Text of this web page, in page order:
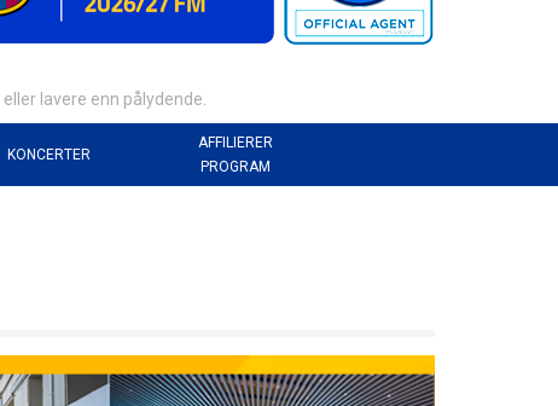
lavere enn pålydende.
KONCERTER
AFFILIERER
PROGRAM